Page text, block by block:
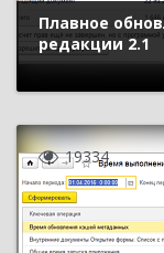
Плавное
редакции 2.1
19334